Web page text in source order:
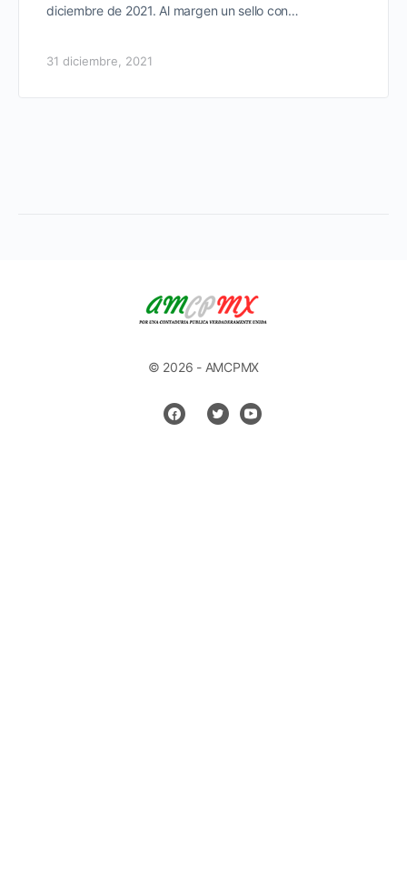
diciembre de 2021. Al margen un sello con…
31 diciembre, 2021
© 2026 - AMCPMX